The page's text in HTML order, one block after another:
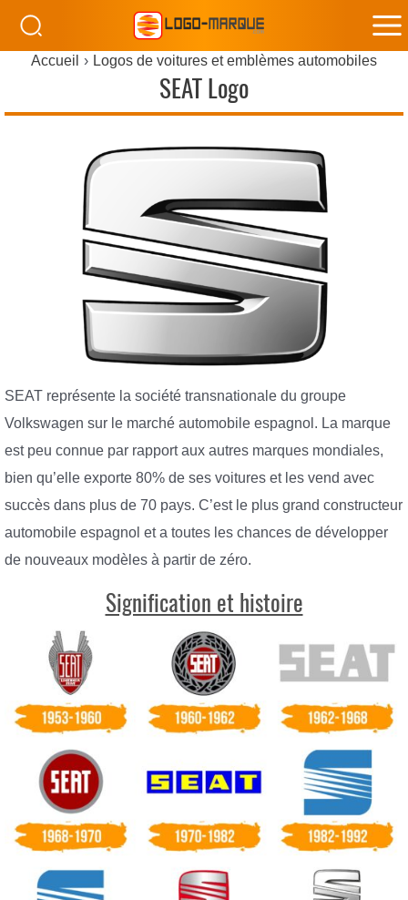
Accueil Logos de voitures et emblèmes automobiles
SEAT Logo
SEAT représente la société transnationale du groupe
Volkswagen sur le marché automobile espagnol. La marque
est peu connue par rapport aux autres marques mondiales,
bien qu’elle exporte 80% de ses voitures et les vend avec
succès dans plus de 70 pays. C’est le plus grand constructeur
automobile espagnol et a toutes les chances de développer
de nouveaux modèles à partir de zéro.
Signification et histoire